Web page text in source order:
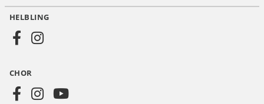
Social
CH
HELBLING
CHOR